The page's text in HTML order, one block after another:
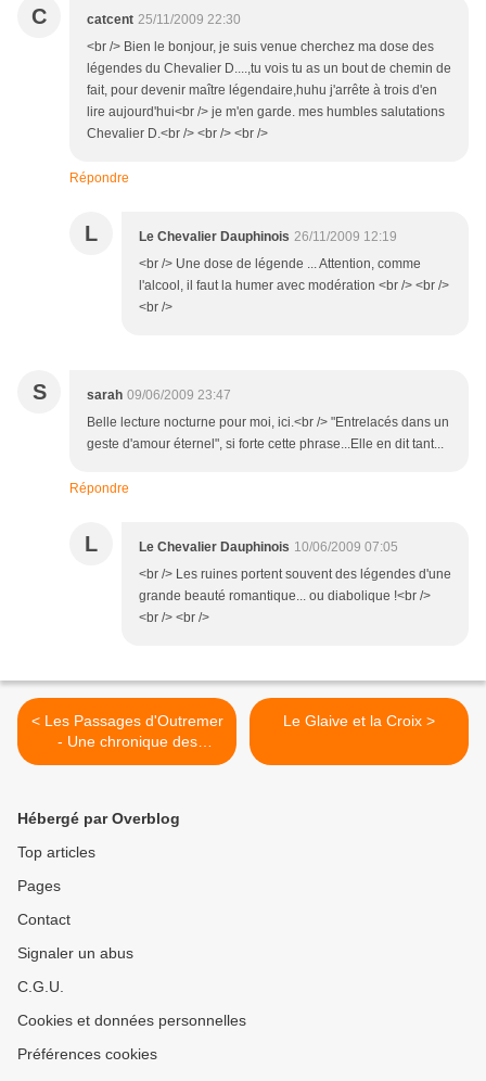
C catcent 25/11/2009 22:30
<br /> Bien le bonjour, je suis venue cherchez ma dose des
légendes du Chevalier D....,tu vois tu as un bout de chemin de
fait, pour devenir maître légendaire,huhu j'arrête à trois d'en
lire aujourd'hui<br /> je m'en garde. mes humbles salutations
Chevalier D.<br /> <br /> <br />
Répondre
L Le Chevalier Dauphinois 26/11/2009 12:19
<br /> Une dose de légende ... Attention, comme
l'alcool, il faut la humer avec modération <br /> <br />
<br />
S sarah 09/06/2009 23:47
Belle lecture nocturne pour moi, ici.<br /> "Entrelacés dans un
geste d'amour éternel", si forte cette phrase...Elle en dit tant...
Répondre
L Le Chevalier Dauphinois 10/06/2009 07:05
<br /> Les ruines portent souvent des légendes d'une
grande beauté romantique... ou diabolique !<br />
<br /> <br />
< Les Passages d'Outremer
- Une chronique des
croisades
Le Glaive et la Croix >
Hébergé par Overblog
Top articles
Pages
Contact
Signaler un abus
C.G.U.
Cookies et données personnelles
Préférences cookies